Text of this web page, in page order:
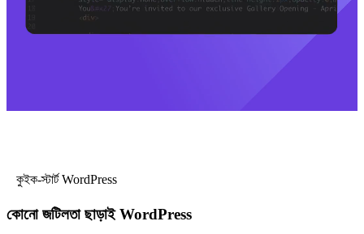
কুইক-স্টার্ট WordPress
কোনো জটিলতা ছাড়াই WordPress